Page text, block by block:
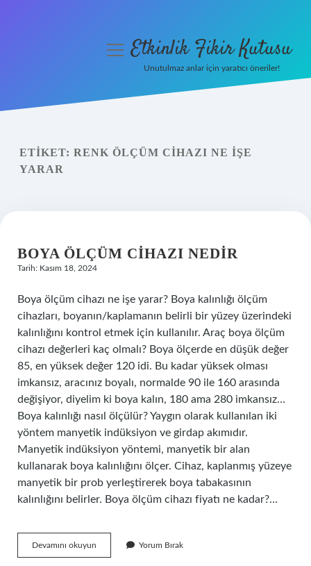
Yasal Uyarı
menüyüEtkinlik Fikir Kutusu
Unutulmaz anlar için yaratıcı öneriler!
ETIKET: RENK ÖLÇÜM CIHAZI NE IŞE
YARAR
BOYA ÖLÇÜM CIHAZI NEDIR
Tarih: Kasım 18, 2024
Boya ölçüm cihazı ne işe yarar? Boya kalınlığı ölçüm
cihazları, boyanın/kaplamanın belirli bir yüzey üzerindeki
kalınlığını kontrol etmek için kullanılır. Araç boya ölçüm
cihazı değerleri kaç olmalı? Boya ölçerde en düşük değer
85, en yüksek değer 120 idi. Bu kadar yüksek olması
imkansız, aracınız boyalı, normalde 90 ile 160 arasında
değişiyor, diyelim ki boya kalın, 180 ama 280 imkansız…
Boya kalınlığı nasıl ölçülür? Yaygın olarak kullanılan iki
yöntem manyetik indüksiyon ve girdap akımıdır.
Manyetik indüksiyon yöntemi, manyetik bir alan
kullanarak boya kalınlığını ölçer. Cihaz, kaplanmış yüzeye
manyetik bir prob yerleştirerek boya tabakasının
kalınlığını belirler. Boya ölçüm cihazı fiyatı ne kadar?…
Devamını okuyun
Ölçüm
Yorum Bırak